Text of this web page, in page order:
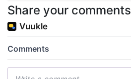
Share your comments